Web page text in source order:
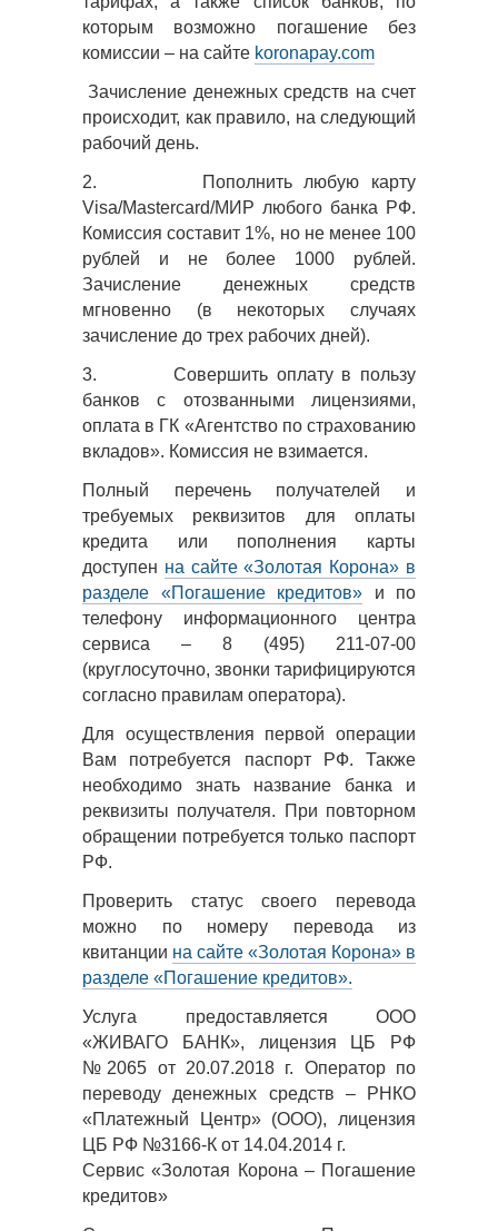
которым возможно погашение без
комиссии – на сайте koronapay.com
Зачисление денежных средств на счет
происходит, как правило, на следующий
рабочий день.
2.
Пополнить любую карту
Visa/Masterсard/МИР любого банка РФ.
Комиссия составит 1%, но не менее 100
рублей и не более 1000 рублей.
Зачисление денежных средств
мгновенно (в некоторых случаях
зачисление до трех рабочих дней).
3.
Совершить оплату в пользу
банков с отозванными лицензиями,
оплата в ГК «Агентство по страхованию
вкладов». Комиссия не взимается.
Полный перечень получателей и
требуемых реквизитов для оплаты
кредита или пополнения карты
доступен на сайте «Золотая Корона» в
разделе «Погашение кредитов» и по
телефону информационного центра
сервиса – 8 (495) 211-07-00
(круглосуточно, звонки тарифицируются
согласно правилам оператора).
Для осуществления первой операции
Вам потребуется паспорт РФ. Также
необходимо знать название банка и
реквизиты получателя. При повторном
обращении потребуется только паспорт
РФ.
Проверить статус своего перевода
можно по номеру перевода из
квитанции на сайте «Золотая Корона» в
разделе «Погашение кредитов».
Услуга предоставляется ООО
«ЖИВАГО БАНК», лицензия ЦБ РФ
№2065 от 20.07.2018 г. Оператор по
переводу денежных средств – РНКО
«Платежный Центр» (ООО), лицензия
ЦБ РФ №3166-К от 14.04.2014 г.
Сервис «Золотая Корона – Погашение
кредитов»